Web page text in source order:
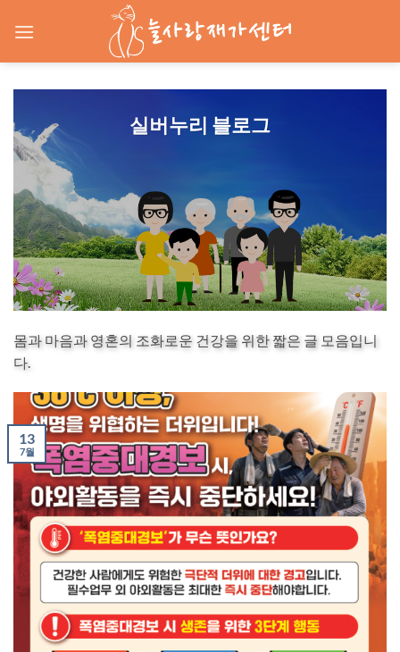
실버누리 블로그
몸과 마음과 영혼의 조화로운 건강을 위한 짧은 글 모음입니
다.
13
7월